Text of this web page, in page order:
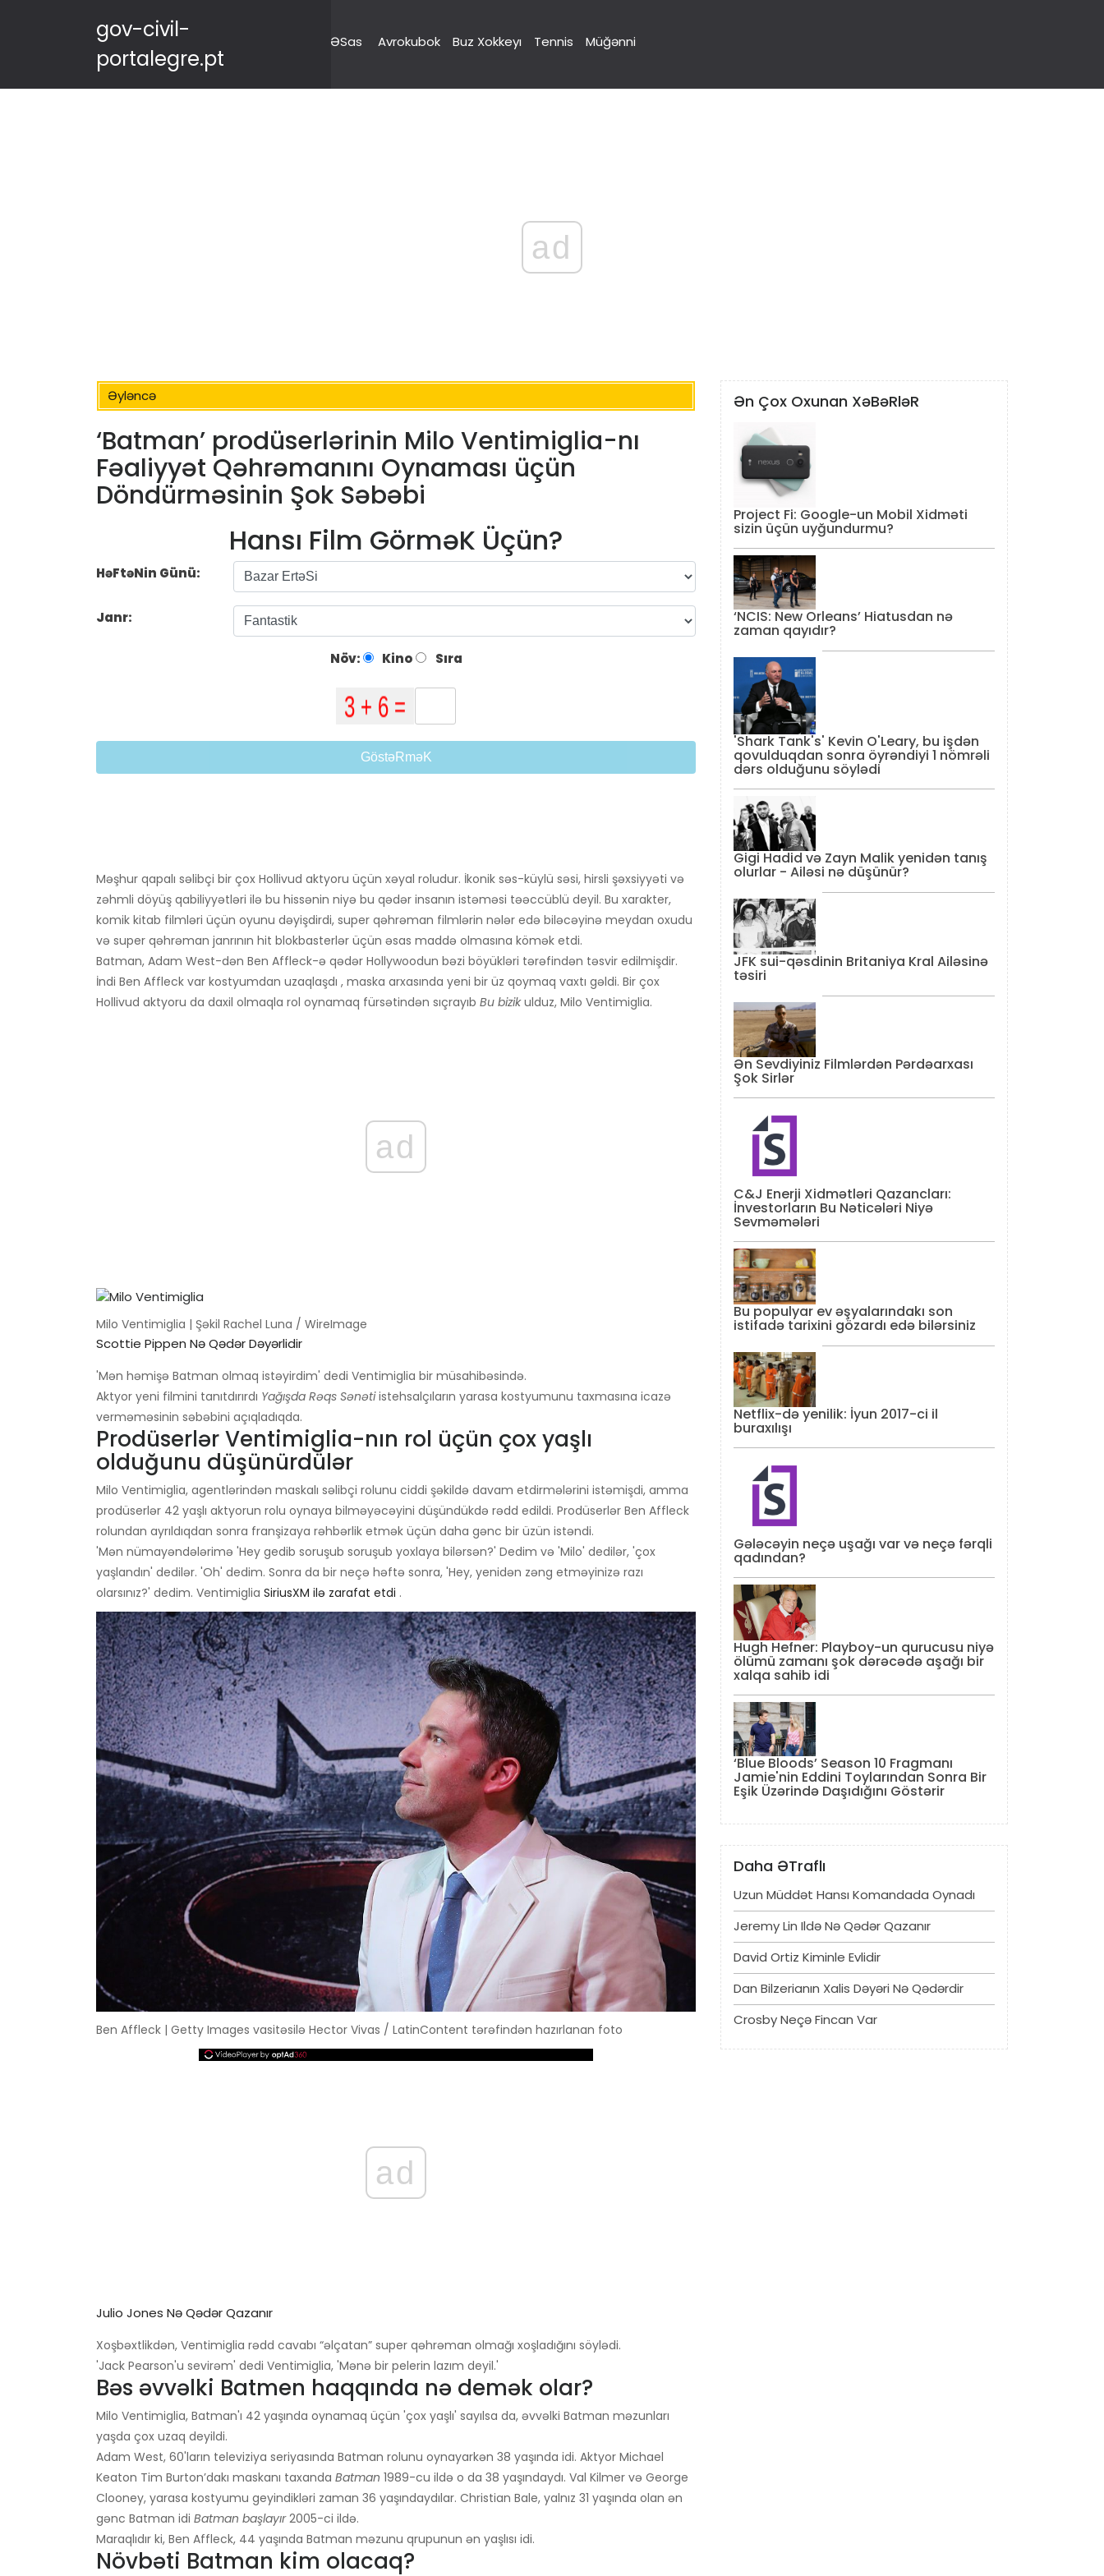
gov-civil-
portalegre.pt
ƏSas Avrokubok Buz Xokkeyı Tennis Müğənni
ad
Əyləncə
‘Batman’ prodüserlərinin Milo Ventimiglia-nı
Fəaliyyət Qəhrəmanını Oynaması üçün
Döndürməsinin Şok Səbəbi
Hansı Film GörməK Üçün?
HəFtəNin Günü:
Janr:
Növ: Kino Sıra
GöstəRməK
Məşhur qapalı səlibçi bir çox Hollivud aktyoru üçün xəyal roludur. İkonik səs-küylü səsi, hirsli şəxsiyyəti və
zəhmli döyüş qabiliyyətləri ilə bu hissənin niyə bu qədər insanın istəməsi təəccüblü deyil. Bu xarakter,
komik kitab filmləri üçün oyunu dəyişdirdi, super qəhrəman filmlərin nələr edə biləcəyinə meydan oxudu
və super qəhrəman janrının hit blokbasterlər üçün əsas maddə olmasına kömək etdi.
Batman, Adam West-dən Ben Affleck-ə qədər Hollywoodun bəzi böyükləri tərəfindən təsvir edilmişdir.
İndi Ben Affleck var kostyumdan uzaqlaşdı , maska ​​arxasında yeni bir üz qoymaq vaxtı gəldi. Bir çox
Hollivud aktyoru da daxil olmaqla rol oynamaq fürsətindən sıçrayıb Bu bizikulduz, Milo Ventimiglia.
ad
Milo Ventimiglia | Şəkil Rachel Luna / WireImage
Scottie Pippen Nə Qədər Dəyərlidir
'Mən həmişə Batman olmaq istəyirdim' dedi Ventimiglia bir müsahibəsində.
Aktyor yeni filmini tanıtdırırdı Yağışda Rəqs Sənətiistehsalçıların yarasa kostyumunu taxmasına icazə
verməməsinin səbəbini açıqladıqda.
Prodüserlər Ventimiglia-nın rol üçün çox yaşlı
olduğunu düşünürdülər
Milo Ventimiglia, agentlərindən maskalı səlibçi rolunu ciddi şəkildə davam etdirmələrini istəmişdi, amma
prodüserlər 42 yaşlı aktyorun rolu oynaya bilməyəcəyini düşündükdə rədd edildi. Prodüserlər Ben Affleck
rolundan ayrıldıqdan sonra franşizaya rəhbərlik etmək üçün daha gənc bir üzün istəndi.
'Mən nümayəndələrimə 'Hey gedib soruşub soruşub yoxlaya bilərsən?' Dedim və 'Milo' dedilər, 'çox
yaşlandın' dedilər. 'Oh' dedim. Sonra da bir neçə həftə sonra, 'Hey, yenidən zəng etməyinizə razı
olarsınız?' dedim. Ventimiglia SiriusXM ilə zarafat etdi .
Ben Affleck | Getty Images vasitəsilə Hector Vivas / LatinContent tərəfindən hazırlanan foto
ad
Julio Jones Nə Qədər Qazanır
Xoşbəxtlikdən, Ventimiglia rədd cavabı “əlçatan” super qəhrəman olmağı xoşladığını söylədi.
'Jack Pearson'u sevirəm' dedi Ventimiglia, 'Mənə bir pelerin lazım deyil.'
Bəs əvvəlki Batmen haqqında nə demək olar?
Milo Ventimiglia, Batman'ı 42 yaşında oynamaq üçün 'çox yaşlı' sayılsa da, əvvəlki Batman məzunları
yaşda çox uzaq deyildi.
Adam West, 60'ların televiziya seriyasında Batman rolunu oynayarkən 38 yaşında idi. Aktyor Michael
Keaton Tim Burton’dakı maskanı taxanda Batman 1989-cu ildə o da 38 yaşındaydı. Val Kilmer və George
Clooney, yarasa kostyumu geyindikləri zaman 36 yaşındaydılar. Christian Bale, yalnız 31 yaşında olan ən
gənc Batman idi Batman başlayır2005-ci ildə.
Maraqlıdır ki, Ben Affleck, 44 yaşında Batman məzunu qrupunun ən yaşlısı idi.
Növbəti Batman kim olacaq?
Ən Çox Oxunan XəBəRləR
Project Fi: Google-un Mobil Xidməti
sizin üçün uyğundurmu?
‘NCIS: New Orleans’ Hiatusdan nə
zaman qayıdır?
'Shark Tank's' Kevin O'Leary, bu işdən
qovulduqdan sonra öyrəndiyi 1 nömrəli
dərs olduğunu söylədi
Gigi Hadid və Zayn Malik yenidən tanış
olurlar - Ailəsi nə düşünür?
JFK sui-qəsdinin Britaniya Kral Ailəsinə
təsiri
Ən Sevdiyiniz Filmlərdən Pərdəarxası
Şok Sirlər
C&J Enerji Xidmətləri Qazancları:
İnvestorların Bu Nəticələri Niyə
Sevməmələri
Bu populyar ev əşyalarındakı son
istifadə tarixini gözardı edə bilərsiniz
Netflix-də yenilik: İyun 2017-ci il
buraxılışı
Gələcəyin neçə uşağı var və neçə fərqli
qadından?
Hugh Hefner: Playboy-un qurucusu niyə
ölümü zamanı şok dərəcədə aşağı bir
xalqa sahib idi
‘Blue Bloods’ Season 10 Fragmanı
Jamie'nin Eddini Toylarından Sonra Bir
Eşik Üzərində Daşıdığını Göstərir
Daha ƏTraflı
Uzun Müddət Hansı Komandada Oynadı
Jeremy Lin Ildə Nə Qədər Qazanır
David Ortiz Kiminle Evlidir
Dan Bilzerianın Xalis Dəyəri Nə Qədərdir
Crosby Neçə Fincan Var